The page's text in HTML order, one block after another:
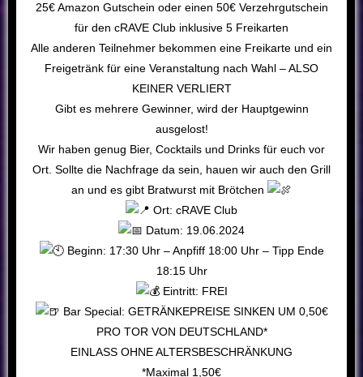
25€ Amazon Gutschein oder einen 50€ Verzehrgutschein
für den cRAVE Club inklusive 5 Freikarten
Alle anderen Teilnehmer bekommen eine Freikarte und ein
Freigetränk für eine Veranstaltung nach Wahl – ALSO
KEINER VERLIERT
Gibt es mehrere Gewinner, wird der Hauptgewinn
ausgelost!
Wir haben genug Bier, Cocktails und Drinks für euch vor
Ort. Sollte die Nachfrage da sein, hauen wir auch den Grill
an und es gibt Bratwurst mit Brötchen
Ort: cRAVE Club
Datum: 19.06.2024
Beginn: 17:30 Uhr – Anpfiff 18:00 Uhr – Tipp Ende
18:15 Uhr
Eintritt: FREI
Bar Special: GETRÄNKEPREISE SINKEN UM 0,50€
PRO TOR VON DEUTSCHLAND*
EINLASS OHNE ALTERSBESCHRÄNKUNG
*Maximal 1,50€